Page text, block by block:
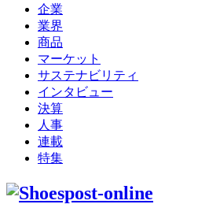
企業
業界
商品
マーケット
サステナビリティ
インタビュー
決算
人事
連載
特集